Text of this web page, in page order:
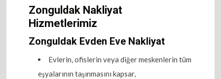
Zonguldak Nakliyat
Hizmetlerimiz
Zonguldak Evden Eve Nakliyat
Evlerin, ofislerin veya diğer meskenlerin tüm
eşyalarının taşınmasını kapsar,